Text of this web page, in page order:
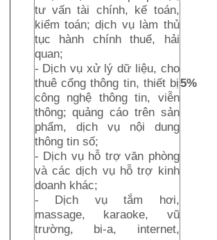
tư vấn tài chính, kế toán,
kiểm toán; dịch vụ làm thủ
tục hành chính thuế, hải
quan;
- Dịch vụ xử lý dữ liệu, cho
thuê cổng thông tin, thiết bị
công nghệ thông tin, viễn
thông; quảng cáo trên sản
phẩm, dịch vụ nội dung
thông tin số;
- Dịch vụ hỗ trợ văn phòng
và các dịch vụ hỗ trợ kinh
doanh khác;
- Dịch vụ tắm hơi,
massage, karaoke, vũ
trường, bi-a, internet,
5%